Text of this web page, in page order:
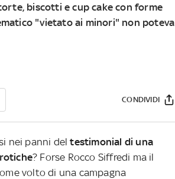
biscotti e cup cake con forme
"vietato ai minori" non poteva
CONDIVIDI
nei panni deltestimonial di una
? Forse Rocco Siffredi ma il
volto di una campagna